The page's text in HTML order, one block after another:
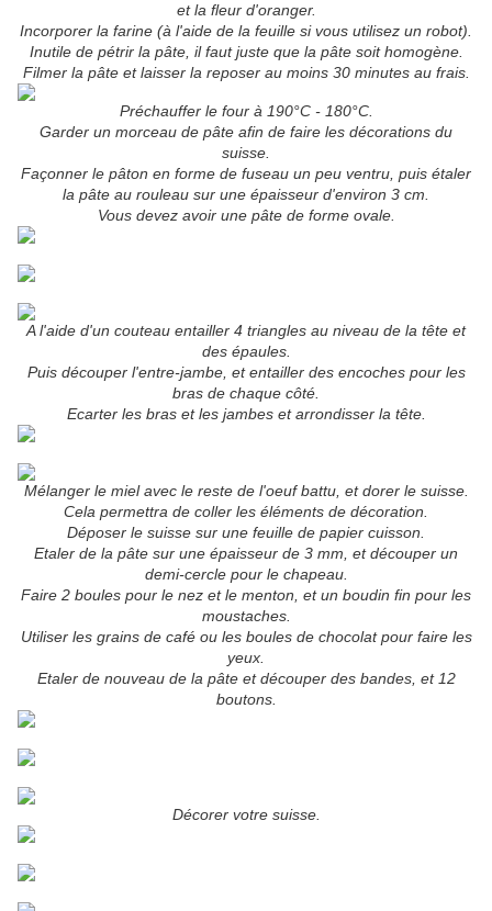
et la fleur d'oranger.
Incorporer la farine (à l'aide de la feuille si vous utilisez un robot).
Inutile de pétrir la pâte, il faut juste que la pâte soit homogène.
Filmer la pâte et laisser la reposer au moins 30 minutes au frais.
Préchauffer le four à 190°C - 180°C.
Garder un morceau de pâte afin de faire les décorations du
suisse.
Façonner le pâton en forme de fuseau un peu ventru, puis étaler
la pâte au rouleau sur une épaisseur d'environ 3 cm.
Vous devez avoir une pâte de forme ovale.
A l'aide d'un couteau entailler 4 triangles au niveau de la tête et
des épaules.
Puis découper l'entre-jambe, et entailler des encoches pour les
bras de chaque côté.
Ecarter les bras et les jambes et arrondisser la tête.
Mélanger le miel avec le reste de l'oeuf battu, et dorer le suisse.
Cela permettra de coller les éléments de décoration.
Déposer le suisse sur une feuille de papier cuisson.
Etaler de la pâte sur une épaisseur de 3 mm, et découper un
demi-cercle pour le chapeau.
Faire 2 boules pour le nez et le menton, et un boudin fin pour les
moustaches.
Utiliser les grains de café ou les boules de chocolat pour faire les
yeux.
Etaler de nouveau de la pâte et découper des bandes, et 12
boutons.
Décorer votre suisse.